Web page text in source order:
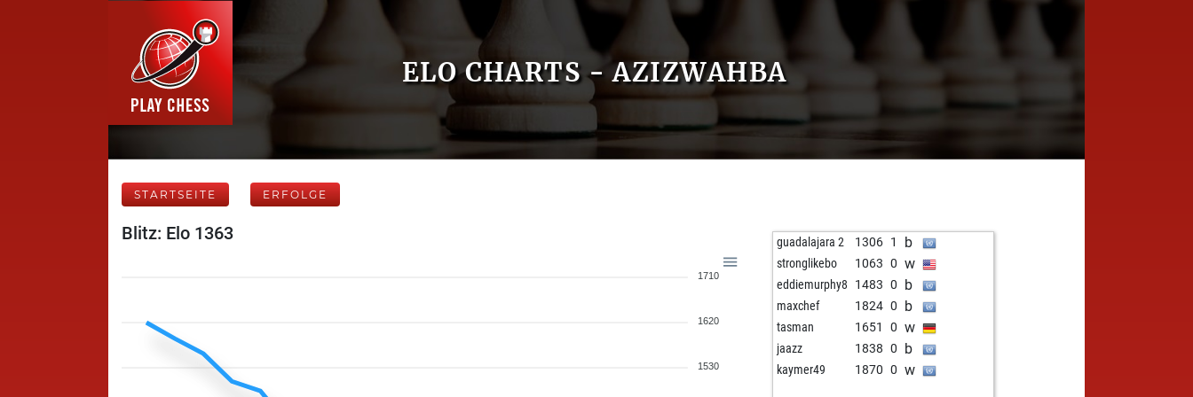
ELO CHARTS - AZIZWAHBA
STARTSEITE ERFOLGE
Blitz: Elo 1363
1710
1620
1530
guadalajara 2 1306 1 b
stronglikebo 1063 0 w
eddiemurphy8 1483 0 b
maxchef 1824 0 b
tasman 1651 0 w
jaazz 1838 0 b
kaymer49 1870 0 w